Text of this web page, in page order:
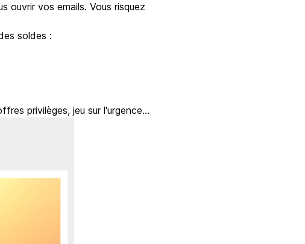
ouvrir vos emails. Vous risquez
soldes :
privilèges, jeu sur l'urgence...